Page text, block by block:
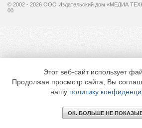
© 2002 - 2026 OOO Издательский дом «МЕДИА
00
Этот веб-сайт использует
Продолжая просмотр сайта, Вы
нашу политику
ОК. БОЛЬШЕ НЕ